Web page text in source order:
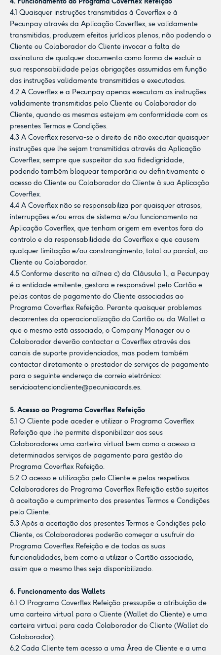
4.1 Quaisquer instruções transmitidas à Coverflex e à
Pecunpay através da Aplicação Coverflex, se validamente
transmitidas, produzem efeitos jurídicos plenos, não podendo o
Cliente ou Colaborador do Cliente invocar a falta de
assinatura de qualquer documento como forma de excluir a
sua responsabilidade pelas obrigações assumidas em função
das instruções validamente transmitidas e executadas.
4.2 A Coverflex e a Pecunpay apenas executam as instruções
validamente transmitidas pelo Cliente ou Colaborador do
Cliente, quando as mesmas estejam em conformidade com os
presentes Termos e Condições.
4.3 A Coverflex reserva-se o direito de não executar quaisquer
instruções que lhe sejam transmitidas através da Aplicação
Coverflex, sempre que suspeitar da sua fidedignidade,
podendo também bloquear temporária ou definitivamente o
acesso do Cliente ou Colaborador do Cliente à sua Aplicação
Coverflex.
4.4 A Coverflex não se responsabiliza por quaisquer atrasos,
interrupções e/ou erros de sistema e/ou funcionamento na
Aplicação Coverflex, que tenham origem em eventos fora do
controlo e da responsabilidade da Coverflex e que causem
qualquer limitação e/ou constrangimento, total ou parcial, ao
Cliente ou Colaborador.
4.5 Conforme descrito na alínea c) da Cláusula 1., a Pecunpay
é a entidade emitente, gestora e responsável pelo Cartão e
pelas contas de pagamento do Cliente associadas ao
Programa Coverflex Refeição. Perante quaisquer problemas
decorrentes da operacionalização do Cartão ou da Wallet a
que o mesmo está associado, o Company Manager ou o
Colaborador deverão contactar a Coverflex através dos
canais de suporte providenciados, mas podem também
contactar diretamente o prestador de serviços de pagamento
para o seguinte endereço de correio eletrónico:
servicioatencioncliente@pecuniacards.es.
5. Acesso ao Programa Coverflex Refeição
5.1 O Cliente pode aceder e utilizar o Programa Coverflex
Refeição que lhe permite disponibilizar aos seus
Colaboradores uma carteira virtual bem como o acesso a
determinados serviços de pagamento para gestão do
Programa Coverflex Refeição.
5.2 O acesso e utilização pelo Cliente e pelos respetivos
Colaboradores do Programa Coverflex Refeição estão sujeitos
à aceitação e cumprimento dos presentes Termos e Condições
pelo Cliente.
5.3 Após a aceitação dos presentes Termos e Condições pelo
Cliente, os Colaboradores poderão começar a usufruir do
Programa Coverflex Refeição e de todas as suas
funcionalidades, bem como a utilizar o Cartão associado,
assim que o mesmo lhes seja disponibilizado.
6. Funcionamento das Wallets
6.1 O Programa Coverflex Refeição pressupõe a atribuição de
uma carteira virtual para o Cliente (Wallet do Cliente) e uma
carteira virtual para cada Colaborador do Cliente (Wallet do
Colaborador).
6.2 Cada Cliente tem acesso a uma Área de Cliente e a uma